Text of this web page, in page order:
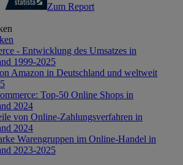
Zum Report
- Entwicklung des Umsatzes in
1999-2025
Amazon in Deutschland und weltweit
Top-50 Online Shops in
2024
von Online-Zahlungsverfahren in
2024
Warengruppen im Online-Handel in
2023-2025